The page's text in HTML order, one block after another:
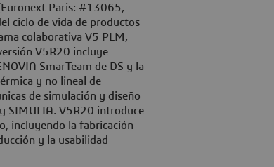
Paris: #13065,
ciclo de vida de productos
colaborativa V5 PLM,
V5R20 incluye
SmarTeam de DS y la
y no lineal de
de simulación y diseño
SIMULIA. V5R20 introduce
incluyendo la fabricación
y la usabilidad